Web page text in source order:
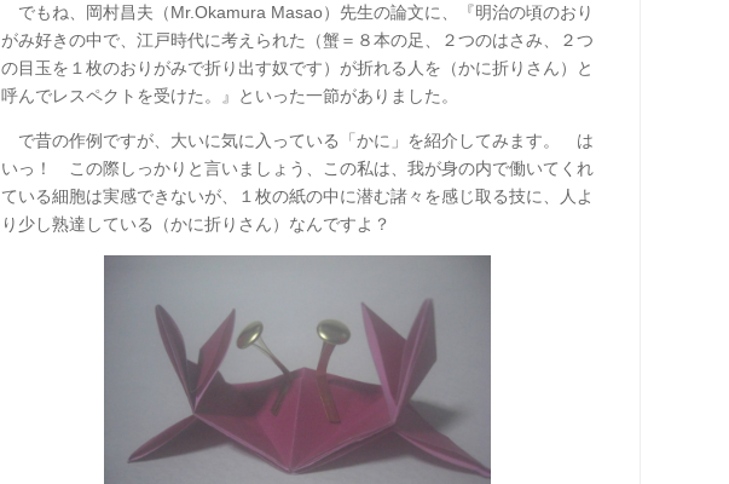
でもね、岡村昌夫（Mr.Okamura Masao）先生の論文に、『明治の頃のおり
がみ好きの中で、江戸時代に考えられた（蟹＝８本の足、２つのはさみ、２つ
の目玉を１枚のおりがみで折り出す奴です）が折れる人を（かに折りさん）と
呼んでレスペクトを受けた。』といった一節がありました。
で昔の作例ですが、大いに気に入っている「かに」を紹介してみます。 は
いっ！ この際しっかりと言いましょう、この私は、我が身の内で働いてくれ
ている細胞は実感できないが、１枚の紙の中に潜む諸々を感じ取る技に、人よ
り少し熟達している（かに折りさん）なんですよ？